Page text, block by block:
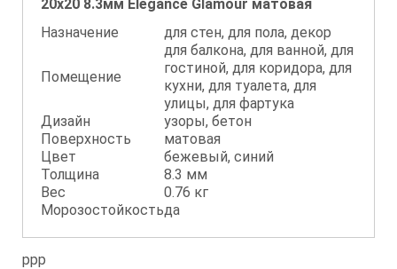
20x20 8.3мм Elegance Glamour матовая
Назначение
для стен, для пола, декор
Помещение
для балкона, для ванной, для
гостиной, для коридора, для
кухни, для туалета, для
улицы, для фартука
Дизайн
узоры, бетон
Поверхность
матовая
Цвет
бежевый, синий
Толщина
8.3 мм
Вес
0.76 кг
Морозостойкостьда
ppp